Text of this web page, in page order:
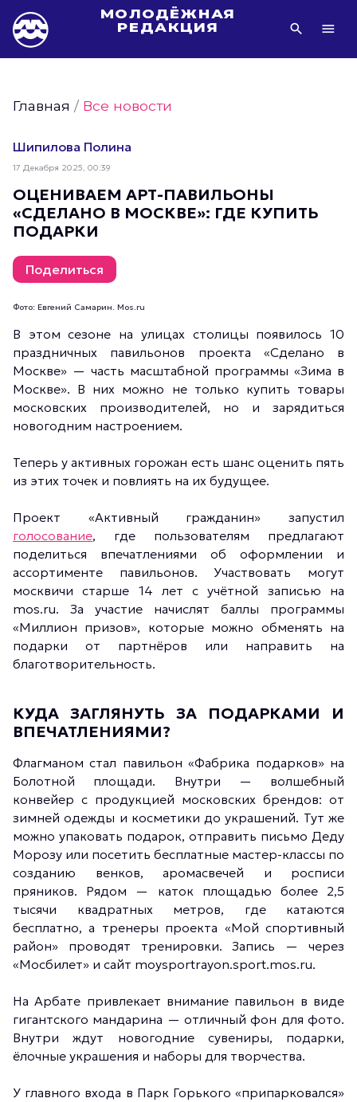
МОЛОДЁЖНАЯ
РЕДАКЦИЯ
Фото Молодёжи Москвы
Фотогалереи Молодёжи Москвы
Статьи Молодёжи Москвы
Молодёжь Москвы культурная
Молодёжь Москвы спортивная
Молодёжь Москвы в движении
Молодёжь Москвы здоровая
Молодёжь Москвы профессиональная
Молодёжь Москвы туристическая
Все новости
Главная /Все новости
Шипилова Полина
17 Декабря 2025, 00:39
ОЦЕНИВАЕМ АРТ-ПАВИЛЬОНЫ
«СДЕЛАНО В МОСКВЕ»: ГДЕ КУПИТЬ
ПОДАРКИ
Поделиться
Фото: Евгений Самарин. Mos.ru
В этом сезоне на улицах столицы появилось 10
праздничных павильонов проекта «Сделано в
Москве» — часть масштабной программы «Зима в
Москве». В них можно не только купить товары
московских производителей, но и зарядиться
новогодним настроением.
Теперь у активных горожан есть шанс оценить пять
из этих точек и повлиять на их будущее.
Проект «Активный гражданин» запустил
голосование, где пользователям предлагают
поделиться впечатлениями об оформлении и
ассортименте павильонов. Участвовать могут
москвичи старше 14 лет с учётной записью на
mos.ru. За участие начислят баллы программы
«Миллион призов», которые можно обменять на
подарки от партнёров или направить на
благотворительность.
КУДА ЗАГЛЯНУТЬ ЗА ПОДАРКАМИ И
ВПЕЧАТЛЕНИЯМИ?
Флагманом стал павильон «Фабрика подарков» на
Болотной площади. Внутри — волшебный
конвейер с продукцией московских брендов: от
зимней одежды и косметики до украшений. Тут же
можно упаковать подарок, отправить письмо Деду
Морозу или посетить бесплатные мастер-классы по
созданию венков, аромасвечей и росписи
пряников. Рядом — каток площадью более 2,5
тысячи квадратных метров, где катаются
бесплатно, а тренеры проекта «Мой спортивный
район» проводят тренировки. Запись — через
«Мосбилет» и сайт moysportrayon.sport.mos.ru.
На Арбате привлекает внимание павильон в виде
гигантского мандарина — отличный фон для фото.
Внутри ждут новогодние сувениры, подарки,
ёлочные украшения и наборы для творчества.
У главного входа в Парк Горького «припарковался»